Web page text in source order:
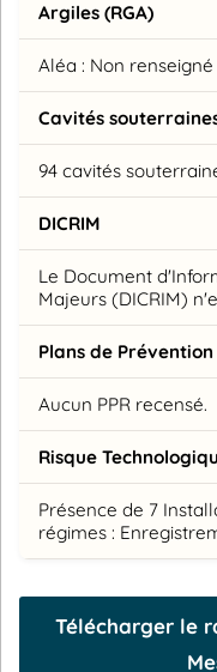
Argiles (RGA)
Aléa : Non renseigné
Cavités
94 cavités
DICRIM
Le Document
Majeurs (DICRIM)
Plans de Prévention
Aucun PPR recensé.
Risque
Présence de 7
régimes :
Télécharger le